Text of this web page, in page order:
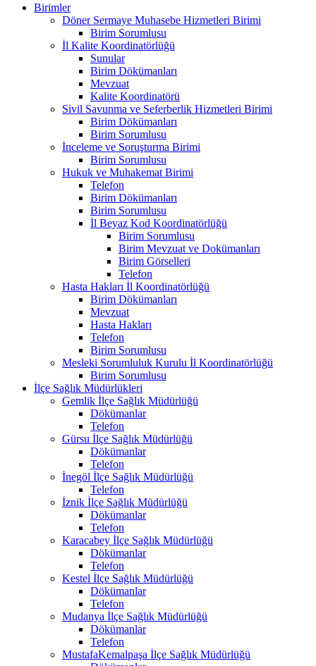
Birimler
Döner Sermaye Muhasebe Hizmetleri Birimi
Birim Sorumlusu
İl Kalite Koordinatörlüğü
Sunular
Birim Dökümanları
Mevzuat
Kalite Koordinatörü
Sivil Savunma ve Seferberlik Hizmetleri Birimi
Birim Dökümanları
Birim Sorumlusu
İnceleme ve Soruşturma Birimi
Birim Sorumlusu
Hukuk ve Muhakemat Birimi
Telefon
Birim Dökümanları
Birim Sorumlusu
İl Beyaz Kod Koordinatörlüğü
Birim Sorumlusu
Birim Mevzuat ve Dokümanları
Birim Görselleri
Telefon
Hasta Hakları İl Koordinatörlüğü
Birim Dökümanları
Mevzuat
Hasta Hakları
Telefon
Birim Sorumlusu
Mesleki Sorumluluk Kurulu İl Koordinatörlüğü
Birim Sorumlusu
İlçe Sağlık Müdürlükleri
Gemlik İlçe Sağlık Müdürlüğü
Dökümanlar
Telefon
Gürsu İlçe Sağlık Müdürlüğü
Dökümanlar
Telefon
İnegöl İlçe Sağlık Müdürlüğü
Telefon
İznik İlçe Sağlık Müdürlüğü
Dökümanlar
Telefon
Karacabey İlçe Sağlık Müdürlüğü
Dökümanlar
Telefon
Kestel İlçe Sağlık Müdürlüğü
Dökümanlar
Telefon
Mudanya İlçe Sağlık Müdürlüğü
Dökümanlar
Telefon
MustafaKemalpaşa İlçe Sağlık Müdürlüğü